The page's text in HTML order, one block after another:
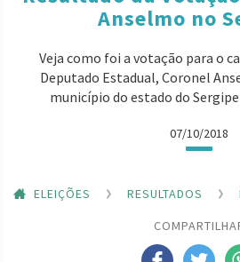
Anselmo no
Veja como foi a votação para o
Deputado Estadual, Coronel
município do estado do
07/10/2018
ELEIÇÕES RESULTADOS